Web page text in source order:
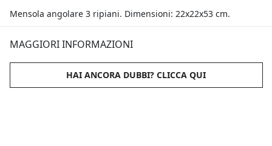
Mensola angolare 3 ripiani. Dimensioni: 22x22x53 cm.
MAGGIORI INFORMAZIONI
HAI ANCORA DUBBI? CLICCA QUI